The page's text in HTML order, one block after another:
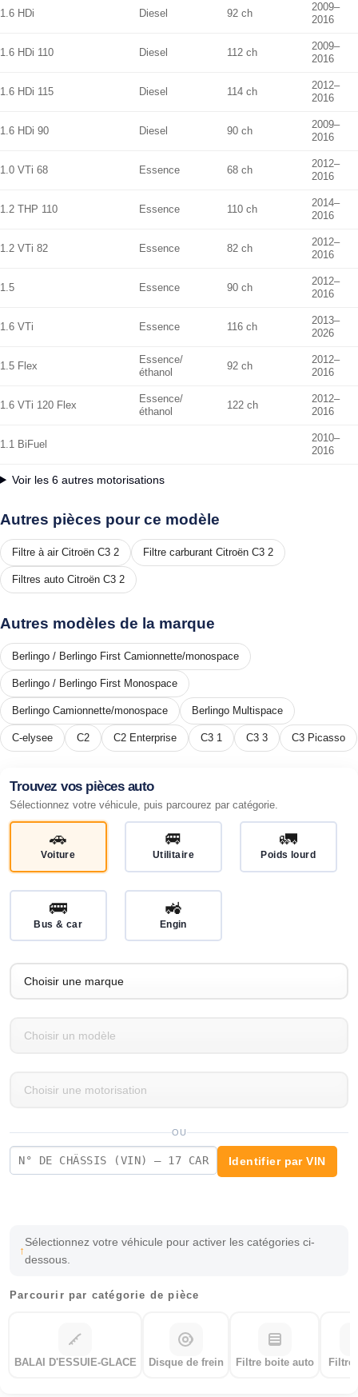
1.6 HDi Diesel 92 ch
2009–
2016
1.6 HDi 110 Diesel 112 ch
2009–
2016
1.6 HDi 115 Diesel 114 ch
2012–
2016
1.6 HDi 90 Diesel 90 ch
2009–
2016
1.0 VTi 68 Essence 68 ch
2012–
2016
1.2 THP 110 Essence 110 ch
2014–
2016
1.2 VTi 82 Essence 82 ch
2012–
2016
1.5 Essence 90 ch
2012–
2016
1.6 VTi Essence 116 ch
2013–
2026
1.5 Flex
Essence/
éthanol
92 ch
2012–
2016
1.6 VTi 120 Flex
Essence/
éthanol
122 ch
2012–
2016
1.1 BiFuel
2010–
2016
Voir les 6 autres motorisations
Autres pièces pour ce modèle
Filtre à air Citroën C3 2 Filtre carburant Citroën C3 2
Filtres auto Citroën C3 2
Autres modèles de la marque
Berlingo / Berlingo First Camionnette/monospace
Berlingo / Berlingo First Monospace
Berlingo Camionnette/monospace Berlingo Multispace
C-elysee C2 C2 Enterprise C3 1 C3 3 C3 Picasso
Trouvez vos pièces auto
Sélectionnez votre véhicule, puis parcourez par catégorie.
🚗
Voiture
🚐
Utilitaire
🚛
Poids lourd
🚌
Bus & car
🚜
Engin
OU
Identifier par VIN
Sélectionnez votre véhicule pour activer les catégories ci-
dessous.
Parcourir par catégorie de pièce
BALAI D'ESSUIE-GLACE Disque de frein Filtre boite auto